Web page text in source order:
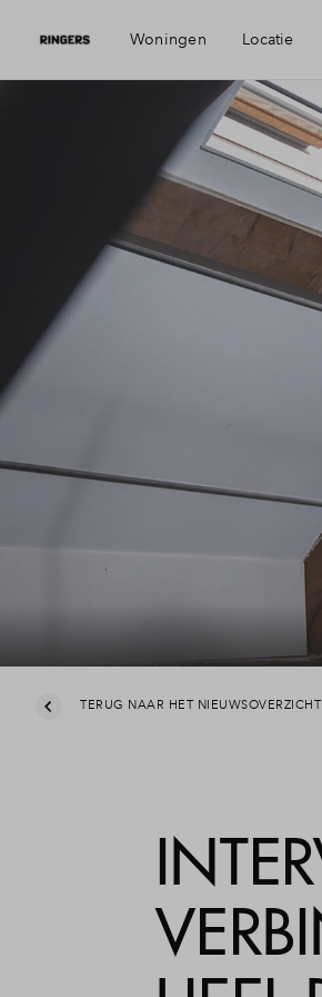
Woningen Locatie
Visie
Bereikbaarheid
Voorzieningen
TERUG NAAR HET NIEUWSOVERZICHT